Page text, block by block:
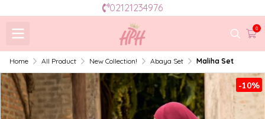
02121234976
0
Home All Product New Collection! Abaya Set Maliha Set
-10%